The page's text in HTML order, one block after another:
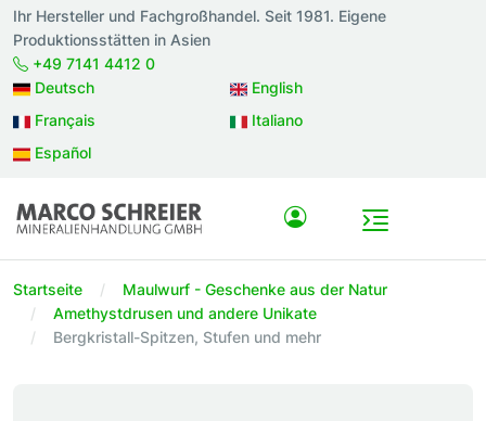
Ihr Hersteller und Fachgroßhandel. Seit 1981. Eigene
Produktionsstätten in Asien
+49 7141 4412 0
Deutsch
English
Français
Italiano
Español
Startseite
Maulwurf - Geschenke aus der Natur
Amethystdrusen und andere Unikate
Bergkristall-Spitzen, Stufen und mehr